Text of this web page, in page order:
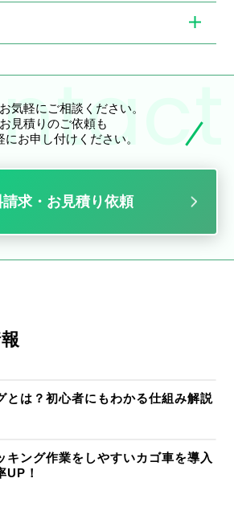
気軽にご相談ください。
お見積りのご依頼も
にお申し付けください。
請求・お見積り依頼
とは？初心者にもわかる仕組み解説
キング作業をしやすいカゴ車を導入
UP！